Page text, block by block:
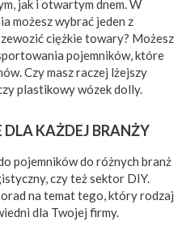
jak i otwartym dnem. W
możesz wybrać jeden z
ciężkie towary? Możesz
pojemników, które
Czy masz raczej lżejszy
plastikowy wózek dolly.
KAŻDEJ BRANŻY
pojemników do różnych branż
czy też sektor DIY.
na temat tego, który rodzaj
dla Twojej firmy.